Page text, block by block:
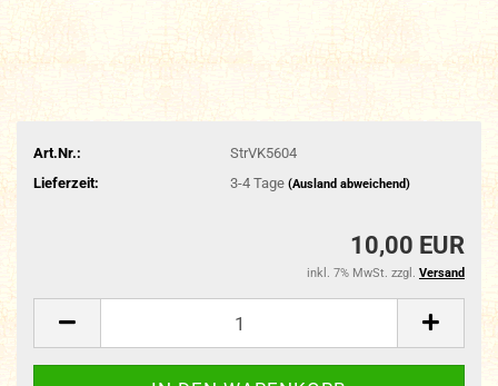
Art.Nr.:
StrVK5604
Lieferzeit:
3-4 Tage (Ausland abweichend)
10,00 EUR
inkl. 7% MwSt. zzgl. Versand